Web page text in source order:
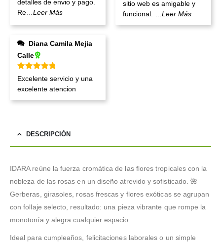
detalles de envio y pago.
Re
...Leer Más
sitio web es amigable y
funcional.
...Leer Más
Calle
Valorado en 5de 5
Excelente servicio y una
excelente atencion
DESCRIPCIÓN
IDARA reúne la fuerza cromática de las flores tropicales con la
nobleza de las rosas en un diseño atrevido y sofisticado. 🌺
Gerberas, girasoles, rosas frescas y flores exóticas se agrupan
con follaje selecto, resultado: una pieza vibrante que rompe la
monotonía y alegra cualquier espacio.
Ideal para cumpleaños, felicitaciones laborales o un simple